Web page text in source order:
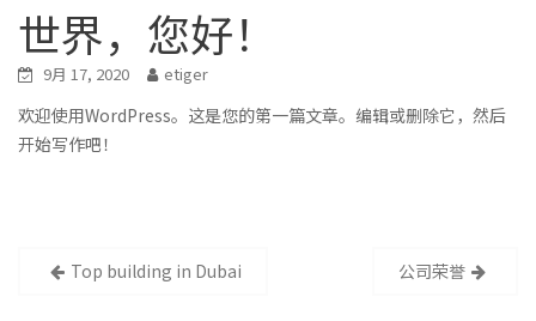
世界，您好！
9月 17, 2020 etiger
欢迎使用WordPress。这是您的第一篇文章。编辑或删除它，然后
开始写作吧！
文 Top building in Dubai 公司荣誉